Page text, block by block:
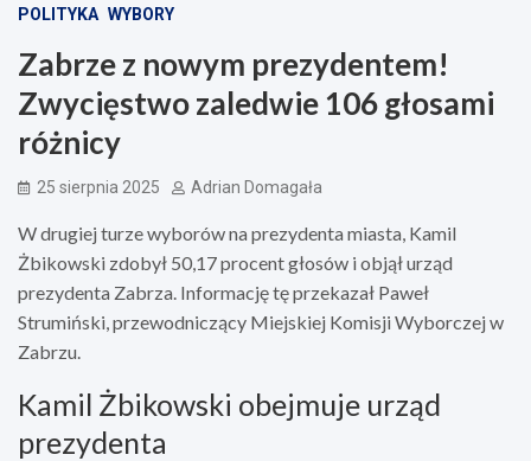
POLITYKA WYBORY
Zabrze z nowym prezydentem!
Zwycięstwo zaledwie 106 głosami
różnicy
25 sierpnia 2025 Adrian Domagała
W drugiej turze wyborów na prezydenta miasta, Kamil
Żbikowski zdobył 50,17 procent głosów i objął urząd
prezydenta Zabrza. Informację tę przekazał Paweł
Strumiński, przewodniczący Miejskiej Komisji Wyborczej w
Zabrzu.
Kamil Żbikowski obejmuje urząd
prezydenta